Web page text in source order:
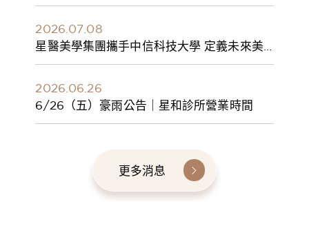
入劑」台灣獨家總代理
2026.07.08
星醫美學集團攜手中信科技大學 定義未來美
學人才新標準 建構健康美學產學共育模式 串
2026.06.26
6/26（五）豪雨公告｜星和診所營業時間
更多消息